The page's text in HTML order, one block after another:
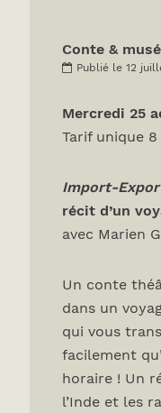
Conte &
Publié le 12
Mercredi 25
Tarif unique
Import-
récit d’un
avec Marien
Un conte
dans un
qui vous
facilement
horaire ! Un
l’Inde et les